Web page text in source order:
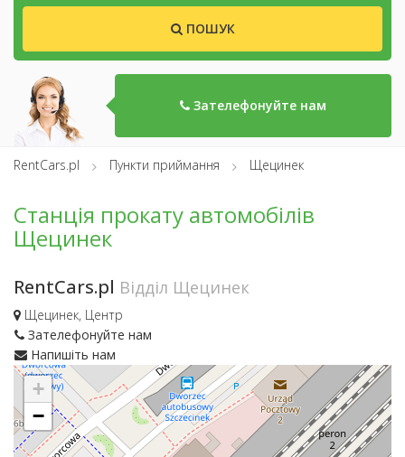
ПОШУК
Зателефонуйте нам
RentCars.pl Пункти приймання Щецинек
Станція прокату автомобілів
Щецинек
RentCars.pl Відділ Щецинек
Щецинек, Центр
Зателефонуйте нам
Напишіть нам
+
−